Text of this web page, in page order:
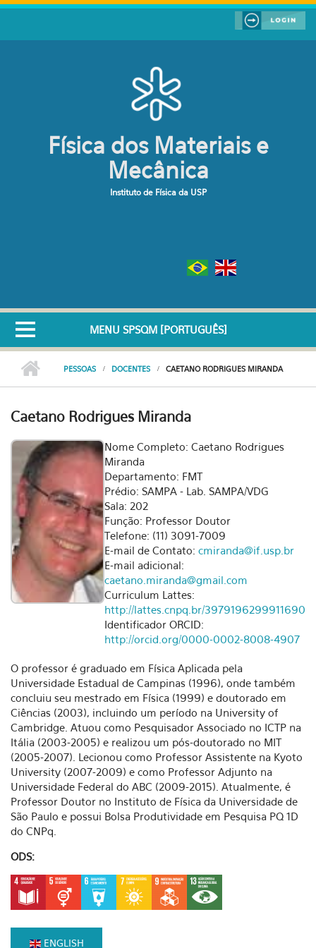
Pular para o conteúdo principal
Física dos Materiais e
Mecânica
Instituto de Física da USP
MENU SPSQM [PORTUGUÊS]
PESSOAS DOCENTES CAETANO RODRIGUES MIRANDA
Caetano Rodrigues Miranda
Nome Completo: Caetano Rodrigues
Miranda
Departamento: FMT
Prédio: SAMPA - Lab. SAMPA/VDG
Sala: 202
Função: Professor Doutor
Telefone: (11) 3091-7009
E-mail de Contato: cmiranda@if.usp.br
E-mail adicional:
caetano.miranda@gmail.com
Curriculum Lattes:
http://lattes.cnpq.br/3979196299911690
Identificador ORCID:
http://orcid.org/0000-0002-8008-4907
O professor é graduado em Física Aplicada pela
Universidade Estadual de Campinas (1996), onde também
concluiu seu mestrado em Física (1999) e doutorado em
Ciências (2003), incluindo um período na University of
Cambridge. Atuou como Pesquisador Associado no ICTP na
Itália (2003-2005) e realizou um pós-doutorado no MIT
(2005-2007). Lecionou como Professor Assistente na Kyoto
University (2007-2009) e como Professor Adjunto na
Universidade Federal do ABC (2009-2015). Atualmente, é
Professor Doutor no Instituto de Física da Universidade de
São Paulo e possui Bolsa Produtividade em Pesquisa PQ 1D
do CNPq.
ODS:
ENGLISH